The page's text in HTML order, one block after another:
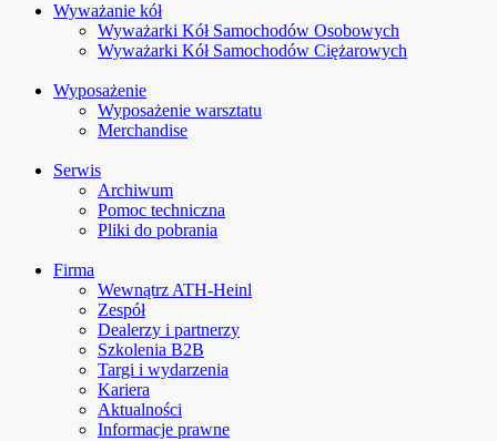
Wyważanie kół
Wyważarki Kół Samochodów Osobowych
Wyważarki Kół Samochodów Ciężarowych
Wyposażenie
Wyposażenie warsztatu
Merchandise
Serwis
Archiwum
Pomoc techniczna
Pliki do pobrania
Firma
Wewnątrz ATH-Heinl
Zespół
Dealerzy i partnerzy
Szkolenia B2B
Targi i wydarzenia
Kariera
Aktualności
Informacje prawne